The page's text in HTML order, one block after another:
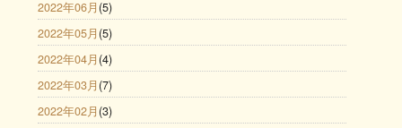
2022年06月 (5)
2022年05月 (5)
2022年04月 (4)
2022年03月 (7)
2022年02月 (3)